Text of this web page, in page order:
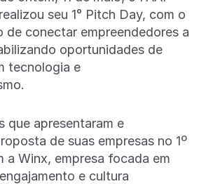
seu 1° Pitch Day, com o
de conectar empreendedores a
oportunidades de
tecnologia e
que apresentaram e
de suas empresas no 1º
a Winx, empresa focada em
e cultura